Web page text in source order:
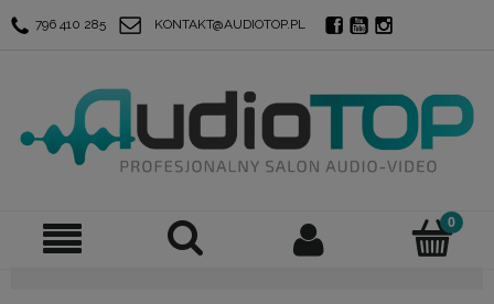
796 410 285 KONTAKT@AUDIOTOP.PL